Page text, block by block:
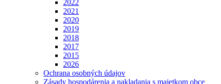
2022
2021
2020
2019
2018
2017
2015
2026
Ochrana osobných údajov
Zásady hospodárenia a nakladania s majetkom obce